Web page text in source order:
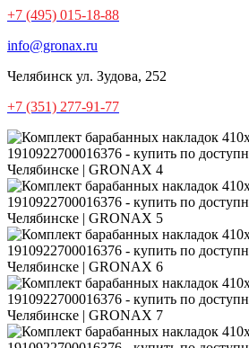
+7 (495) 015-18-88
info@gronax.ru
Челябинск ул. Зудова, 252
+7 (351) 277-91-77